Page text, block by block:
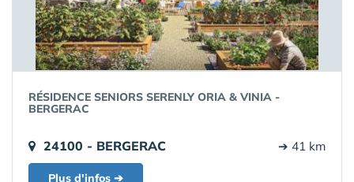
RÉSIDENCE SENIORS SERENLY ORIA & VINIA -
BERGERAC
24100 - BERGERAC ➔ 41 km
Plus d'infos ➔